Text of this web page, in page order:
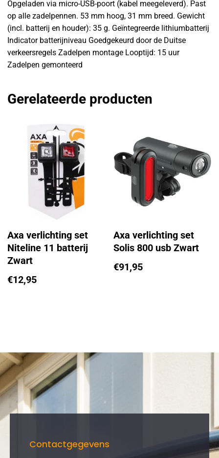
Opgeladen via micro-USB-poort (kabel meegeleverd). Past
op alle zadelpennen. 53 mm hoog, 31 mm breed. Gewicht
(incl. batterij en houder): 35 g. Geïntegreerde lithiumbatterij
Indicator batterijniveau Goedgekeurd door de Duitse
verkeersregels Zadelpen montage Looptijd: 15 uur
Zadelpen gemonteerd
Gerelateerde producten
Axa verlichting set
Niteline 11 batterij
Zwart
€12,95
Axa verlichting set
Solis 800 usb Zwart
€91,95
Contactgegevens